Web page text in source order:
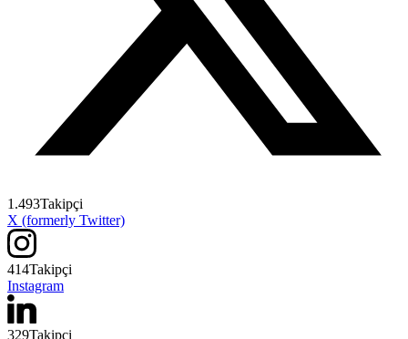
1.493Takipçi
X (formerly Twitter)
414Takipçi
Instagram
329Takipçi